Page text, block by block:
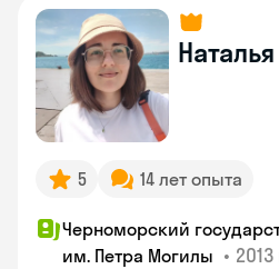
Наталья
5 14 лет опыта
Черноморский
им. Петра Могилы • 2013